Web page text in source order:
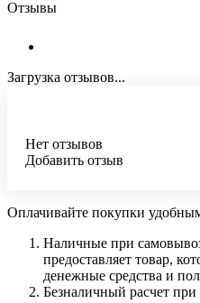
Отзывы
Загрузка отзывов...
Нет отзывов
Добавить отзыв
Оплачивайте покупки
Наличные при
предоставляет товар,
денежные средства и
Безналичный расчет